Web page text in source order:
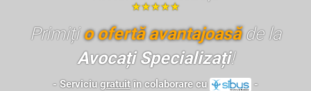
★★★★★
Primițio ofertă avantajoasăde la
Avocați Specializați!
- Serviciugratuitîn colaborare cu -